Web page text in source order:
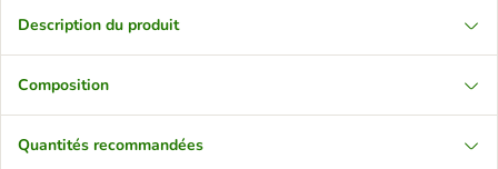
Description du produit
Composition
Quantités recommandées